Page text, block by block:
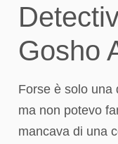
Gosho
Forse è solo una
ma non potevo
mancava di una